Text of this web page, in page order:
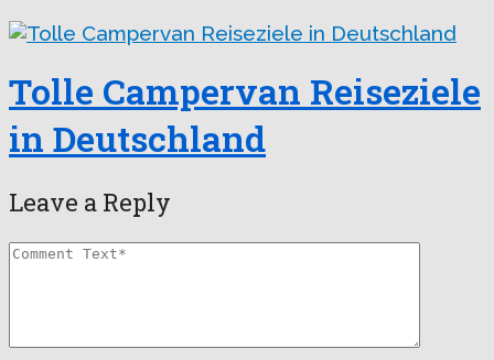
Tolle Campervan Reiseziele
in Deutschland
Leave a Reply